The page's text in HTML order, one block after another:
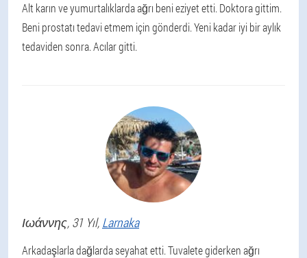
Alt karın ve yumurtalıklarda ağrı beni eziyet etti. Doktora gittim.
Beni prostatı tedavi etmem için gönderdi. Yeni kadar iyi bir aylık
tedaviden sonra. Acılar gitti.
Ιωάννης, 31 Yıl, Larnaka
Arkadaşlarla dağlarda seyahat etti. Tuvalete giderken ağrı